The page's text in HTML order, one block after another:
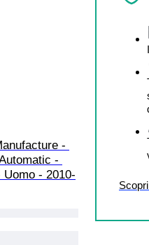
-
-
Uomo - 2010-